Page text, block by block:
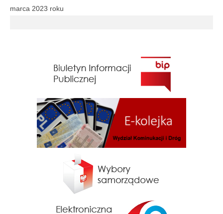
marca 2023 roku